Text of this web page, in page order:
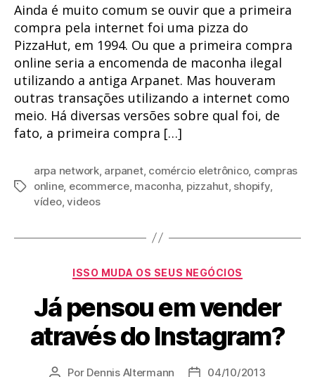
Ainda é muito comum se ouvir que a primeira
compra pela internet foi uma pizza do
PizzaHut, em 1994. Ou que a primeira compra
online seria a encomenda de maconha ilegal
utilizando a antiga Arpanet. Mas houveram
outras transações utilizando a internet como
meio. Há diversas versões sobre qual foi, de
fato, a primeira compra […]
Tags
arpa network, arpanet, comércio eletrônico, compras
online, ecommerce, maconha, pizzahut, shopify,
vídeo,videos
Categorias
ISSO MUDA OS SEUS NEGÓCIOS
Já pensou em vender
através do Instagram?
Autor
Por Dennis Altermann
Data04/10/2013